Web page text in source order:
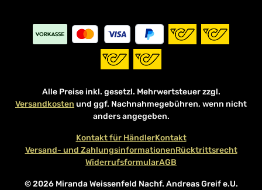
Alle Preise inkl. gesetzl. Mehrwertsteuer zzgl.
Versandkosten und ggf. Nachnahmegebühren, wenn nicht
anders angegeben.
© 2026 Miranda Weissenfeld Nachf. Andreas Greif e.U.
Kontakt für HändlerKontakt
Versand- und ZahlungsinformationenRücktrittsrecht
WiderrufsformularAGB